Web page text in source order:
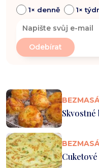
1× denně 1×